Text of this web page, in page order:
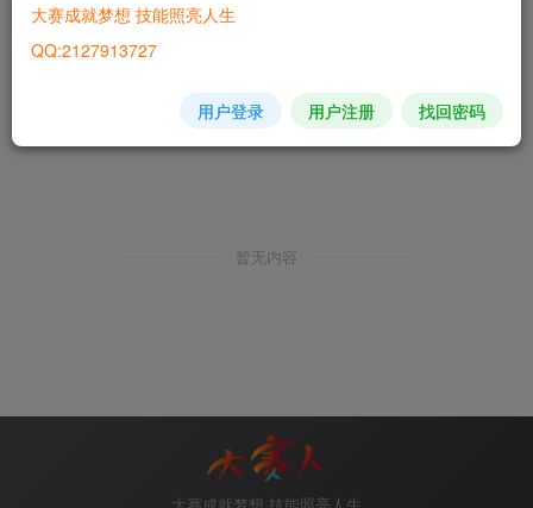
暂无内容
大赛成就梦想 技能照亮人生
QQ:2127913727
用户登录 用户注册 找回密码